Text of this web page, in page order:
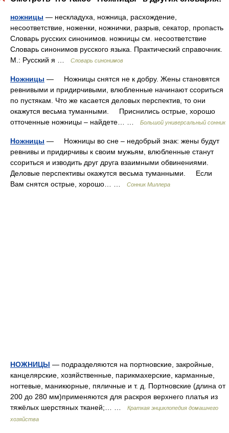
ножницы — нескладуха, ножница, расхождение,
несоответствие, ноженки, ножнички, разрыв, секатор, пропасть
Словарь русских синонимов. ножницы см. несоответствие
Словарь синонимов русского языка. Практический справочник.
М.: Русский я …
Словарь синонимов
Ножницы — Ножницы снятся не к добру. Жены становятся
ревнивыми и придирчивыми, влюбленные начинают ссориться
по пустякам. Что же касается деловых перспектив, то они
окажутся весьма туманными. Приснились острые, хорошо
отточенные ножницы – найдете… …
Большой универсальный сонник
Ножницы — Ножницы во сне – недобрый знак: жены будут
ревнивы и придирчивы к своим мужьям, влюбленные станут
ссориться и изводить друг друга взаимными обвинениями.
Деловые перспективы окажутся весьма туманными. Если
Вам снятся острые, хорошо… …
Сонник Миллера
НОЖНИЦЫ — подразделяются на портновские, закройные,
канцелярские, хозяйственные, парикмахерские, карманные,
ногтевые, маникюрные, пяличные и т. д. Портновские (длина от
200 до 280 мм)применяются для раскроя верхнего платья из
тяжёлых шерстяных тканей;… …
Краткая энциклопедия домашнего
хозяйства